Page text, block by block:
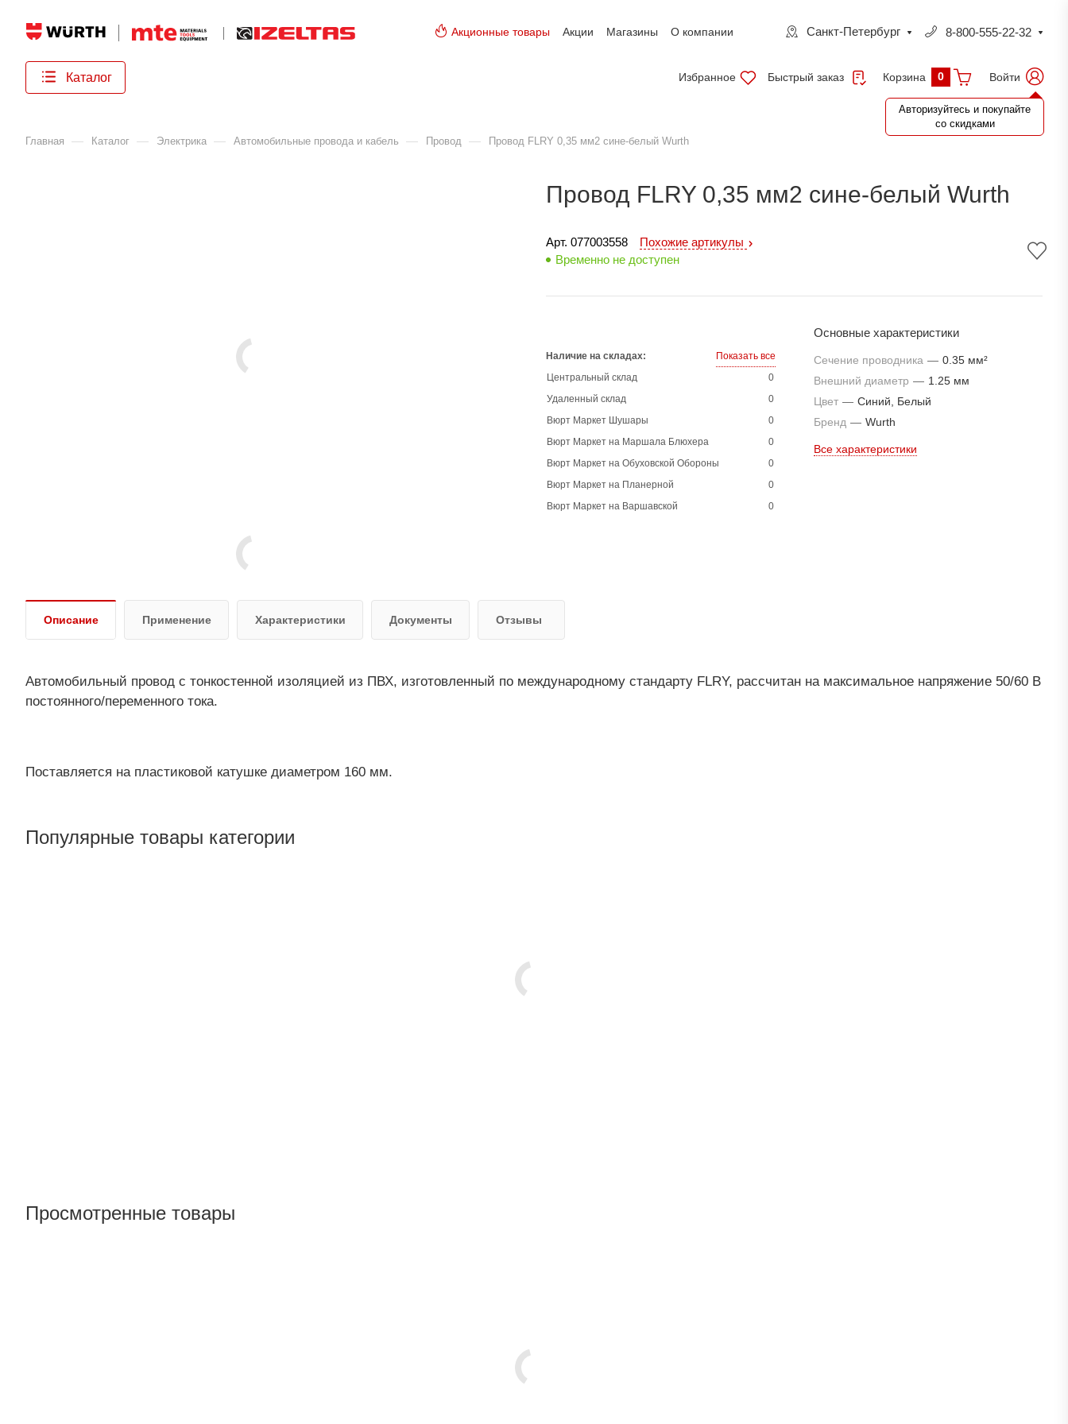
Акционные товары Акции Магазины О компании Санкт-Петербург 8-800-555-22-32
Каталог Избранное Быстрый заказ Корзина 0 Войти
Авторизуйтесь и покупайте
со скидками
Главная
— Каталог — Электрика — Автомобильные провода и кабель — Провод — Провод FLRY 0,35 мм2 сине-белый Wurth
Провод FLRY 0,35 мм2 сине-белый Wurth
Арт. 077003558
Похожие артикулы
Временно не доступен
Наличие на складах:
Показать все
Центральный склад
0
Удаленный склад
0
Вюрт Маркет Шушары
0
Вюрт Маркет на Маршала Блюхера
0
Вюрт Маркет на Обуховской Обороны
0
Вюрт Маркет на Планерной
0
Вюрт Маркет на Варшавской
0
Основные характеристики
Сечение проводника — 0.35 мм²
Внешний диаметр — 1.25 мм
Цвет — Синий, Белый
Бренд — Wurth
Все характеристики
Описание Применение Характеристики Документы Отзывы
Автомобильный провод с тонкостенной изоляцией из ПВХ, изготовленный по международному стандарту FLRY, рассчитан на максимальное напряжение 50/60 В
постоянного/переменного тока.
Поставляется на пластиковой катушке диаметром 160 мм.
Популярные товары категории
Просмотренные товары